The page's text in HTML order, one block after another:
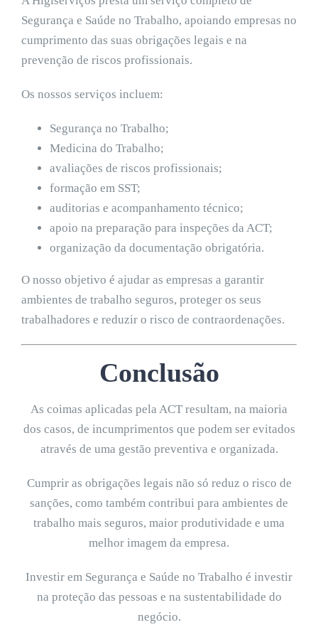
Segurança e Saúde no Trabalho, apoiando empresas no
cumprimento das suas obrigações legais e na
prevenção de riscos profissionais.
Os nossos serviços incluem:
Segurança no Trabalho;
Medicina do Trabalho;
avaliações de riscos profissionais;
formação em SST;
auditorias e acompanhamento técnico;
apoio na preparação para inspeções da ACT;
organização da documentação obrigatória.
O nosso objetivo é ajudar as empresas a garantir
ambientes de trabalho seguros, proteger os seus
trabalhadores e reduzir o risco de contraordenações.
Conclusão
As coimas aplicadas pela ACT resultam, na maioria
dos casos, de incumprimentos que podem ser evitados
através de uma gestão preventiva e organizada.
Cumprir as obrigações legais não só reduz o risco de
sanções, como também contribui para ambientes de
trabalho mais seguros, maior produtividade e uma
melhor imagem da empresa.
Investir em Segurança e Saúde no Trabalho é investir
na proteção das pessoas e na sustentabilidade do
negócio.